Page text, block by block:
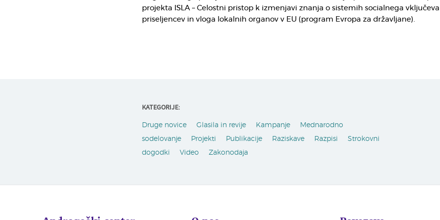
projekta ISLA – Celostni pristop k izmenjavi znanja o sistemih socialnega
priseljencev in vloga lokalnih organov v EU (program Evropa za državljane).
KATEGORIJE:
Druge novice Glasila in revije Kampanje
Mednarodno
sodelovanje
Projekti Publikacije Raziskave Razpisi
Strokovni
dogodki
Video Zakonodaja